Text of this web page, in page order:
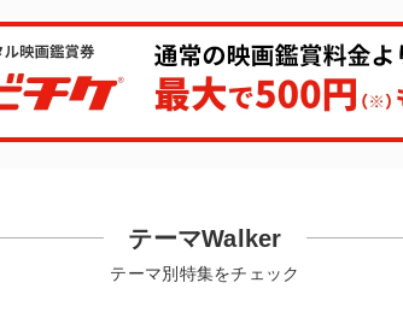
テーマWalker
テーマ別特集をチェック